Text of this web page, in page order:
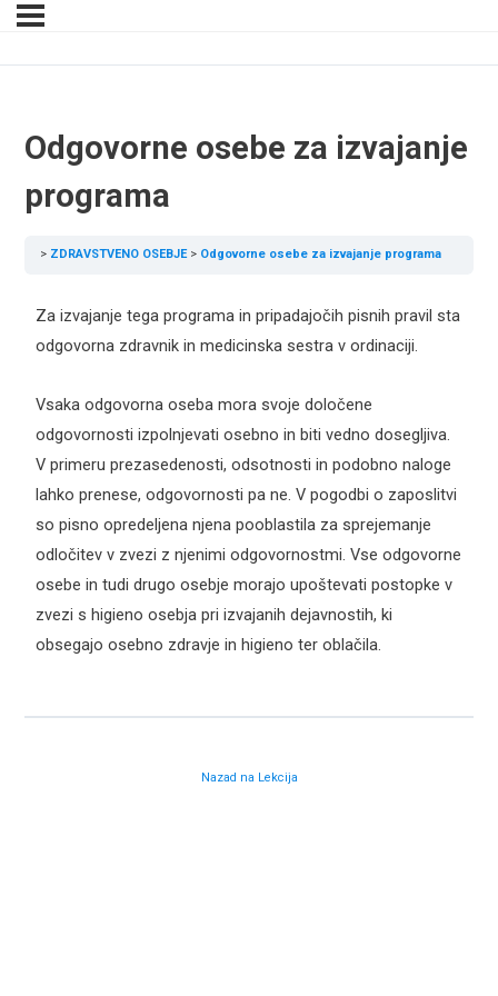
Odgovorne osebe za izvajanje
programa
ZDRAVSTVENO OSEBJE Odgovorne osebe za izvajanje programa
Za izvajanje tega programa in pripadajočih pisnih pravil sta
odgovorna zdravnik in medicinska sestra v ordinaciji.
Vsaka odgovorna oseba mora svoje določene
odgovornosti izpolnjevati osebno in biti vedno dosegljiva.
V primeru prezasedenosti, odsotnosti in podobno naloge
lahko prenese, odgovornosti pa ne. V pogodbi o zaposlitvi
so pisno opredeljena njena pooblastila za sprejemanje
odločitev v zvezi z njenimi odgovornostmi. Vse odgovorne
osebe in tudi drugo osebje morajo upoštevati postopke v
zvezi s higieno osebja pri izvajanih dejavnostih, ki
obsegajo osebno zdravje in higieno ter oblačila.
Nazad na Lekcija